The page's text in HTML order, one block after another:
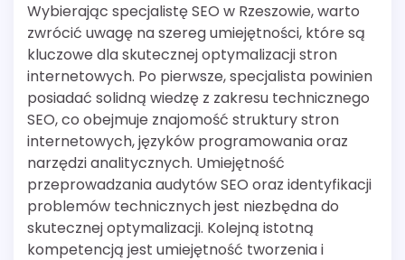
Wybierając specjalistę SEO w Rzeszowie, warto
zwrócić uwagę na szereg umiejętności, które są
kluczowe dla skutecznej optymalizacji stron
internetowych. Po pierwsze, specjalista powinien
posiadać solidną wiedzę z zakresu technicznego
SEO, co obejmuje znajomość struktury stron
internetowych, języków programowania oraz
narzędzi analitycznych. Umiejętność
przeprowadzania audytów SEO oraz identyfikacji
problemów technicznych jest niezbędna do
skutecznej optymalizacji. Kolejną istotną
kompetencją jest umiejętność tworzenia i